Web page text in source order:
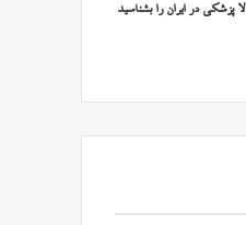
پزشکی در ایران را بشناسید